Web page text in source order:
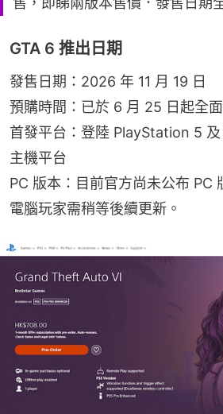
GTA 6 推出日期
發售日期：2026 年 11 月 19 日
預購時間：已於 6 月 25 日起全
首發平台：登陸 PlayStation 5
主機平台
PC 版本：目前官方尚未公布 PC
電腦玩家需稍等後續更新。